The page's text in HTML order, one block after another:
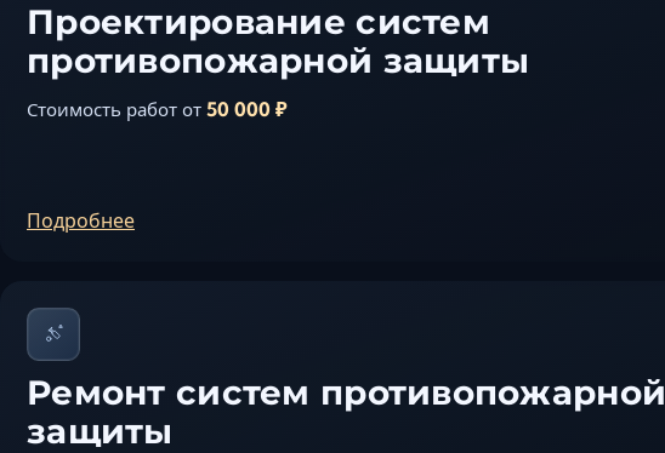
Проектирование систем
противопожарной защиты
Стоимость работ от 50 000 ₽
Подробнее
Ремонт систем противопожарной
защиты